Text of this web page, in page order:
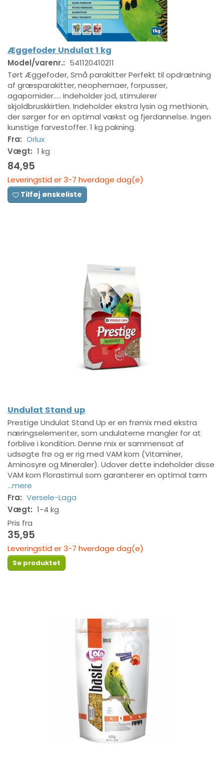
Æggefoder Undulat 1 kg
Model/varenr.: 541120410211
Tørt Æggefoder, Små parakitter Perfekt til opdrætning
af græsparakitter, neophemaer, forpusser,
agapornider..... Indeholder jod, stimulerer
skjoldbruskkirtlen. Indeholder ekstra lysin og methionin,
der sørger for en optimal vækst og fjerdannelse. Ingen
kunstige farvestoffer. 1 kg pakning.
Fra: Orlux
Vægt: 1 kg
84,95
Leveringstid er 3-7 hverdage dag(e)
Tilføj ønskeliste
Undulat Stand up
Prestige Undulat Stand Up er en frømix med ekstra
næringselementer, som undulaterne mangler for at
forblive i kondition. Denne mix er sammensat af
udsøgte frø og er rig med VAM korn (Vitaminer,
Aminosyre og Mineraler). Udover dette indeholder disse
VAM korn Florastimul som garanterer en optimal tarm
...mere
Fra: Versele-Laga
Vægt: 1-4 kg
Pris fra
35,95
Leveringstid er 3-7 hverdage dag(e)
Se produktet